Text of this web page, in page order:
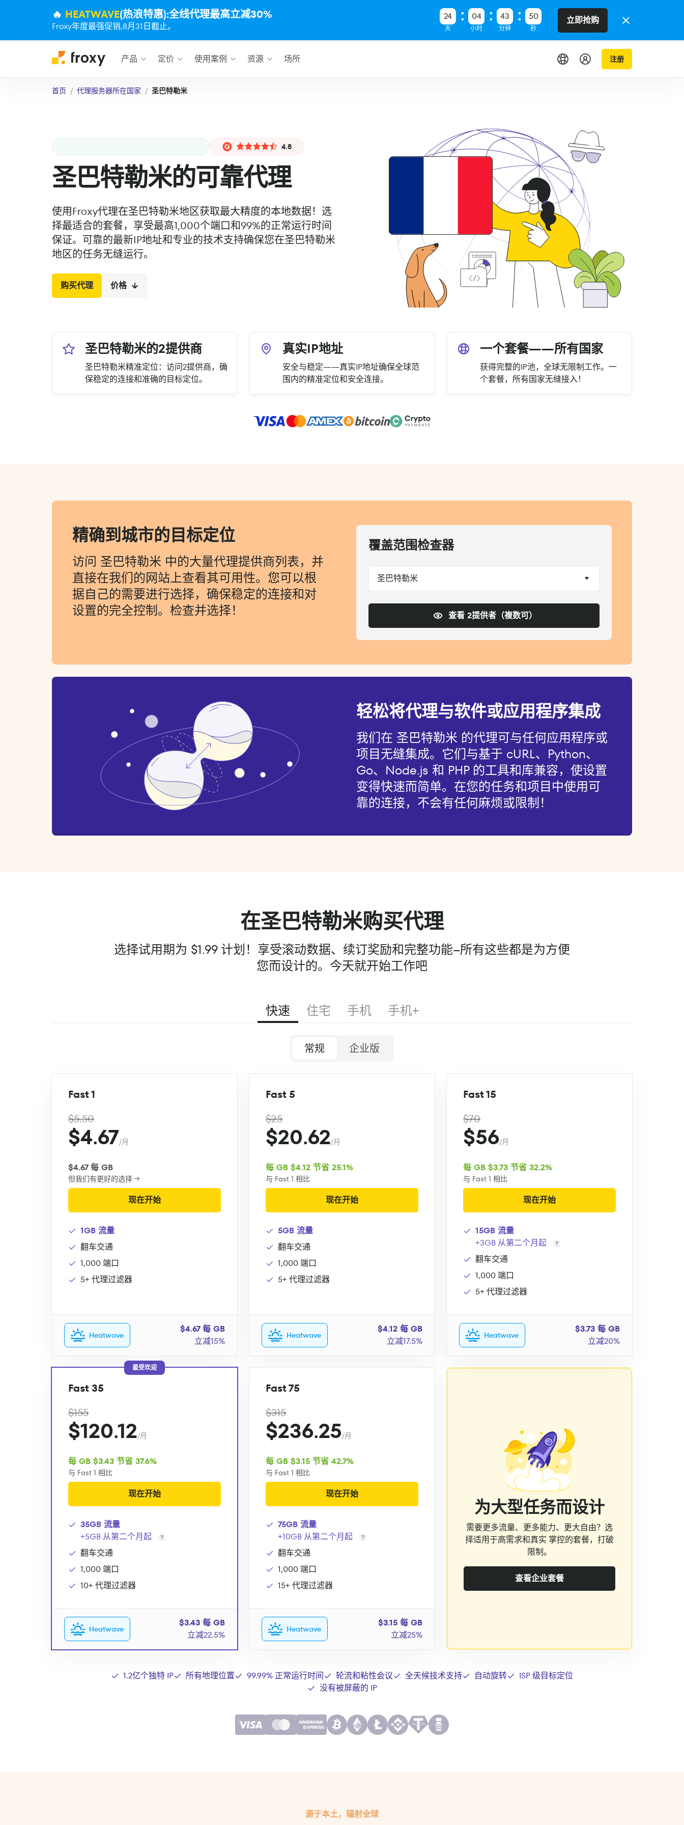
🔥 HEATWAVE(热浪特惠):全线代理最高立减30%
Froxy年度最强促销,8月31日截止。
24
天
04
小时
43
分钟
49
秒
立即抢购
产品 定价 使用案例 资源 场所 注册
首页 代理服务器所在国家 圣巴特勒米
4.8
圣巴特勒米的可靠代理
使用Froxy代理在圣巴特勒米地区获取最大精度的本地数据！选
择最适合的套餐，享受最高1,000个端口和99%的正常运行时间
保证。可靠的最新IP地址和专业的技术支持确保您在圣巴特勒米
地区的任务无缝运行。
购买代理 价格
圣巴特勒米的2提供商
圣巴特勒米精准定位：访问2提供商，确
保稳定的连接和准确的目标定位。
真实IP地址
安全与稳定——真实IP地址确保全球范
围内的精准定位和安全连接。
一个套餐——所有国家
获得完整的IP池，全球无限制工作。一
个套餐，所有国家无缝接入！
精确到城市的目标定位
访问 圣巴特勒米 中的大量代理提供商列表，并
直接在我们的网站上查看其可用性。您可以根
据自己的需要进行选择，确保稳定的连接和对
设置的完全控制。检查并选择！
覆盖范围检查器
圣巴特勒米
查看 2提供者（複数可）
轻松将代理与软件或应用程序集成
我们在 圣巴特勒米 的代理可与任何应用程序或
项目无缝集成。它们与基于 cURL、Python、
Go、Node.js 和 PHP 的工具和库兼容，使设置
变得快速而简单。在您的任务和项目中使用可
靠的连接，不会有任何麻烦或限制！
在圣巴特勒米购买代理
选择试用期为 $1.99 计划！享受滚动数据、续订奖励和完整功能--所有这些都是为方便
您而设计的。今天就开始工作吧
快速 住宅 手机 手机+
常规 企业版
Fast 1
$5.50
$4.67/月
$4.67 每 GB
但我们有更好的选择 →
现在开始
1GB 流量
翻车交通
1,000 端口
5+ 代理过滤器
Heatwave
$4.67 每 GB
立减15%
Fast 5
$25
$20.62/月
每 GB $4.12 节省 25.1%
与 Fast 1 相比
现在开始
5GB 流量
翻车交通
1,000 端口
5+ 代理过滤器
Heatwave
$4.12 每 GB
立减17.5%
Fast 15
$70
$56/月
每 GB $3.73 节省 32.2%
与 Fast 1 相比
现在开始
15GB 流量
+3GB 从第二个月起
翻车交通
1,000 端口
5+ 代理过滤器
Heatwave
$3.73 每 GB
立减20%
最受欢迎
Fast 35
$155
$120.12/月
每 GB $3.43 节省 37.6%
与 Fast 1 相比
现在开始
35GB 流量
+5GB 从第二个月起
翻车交通
1,000 端口
10+ 代理过滤器
Heatwave
$3.43 每 GB
立减22.5%
Fast 75
$315
$236.25/月
每 GB $3.15 节省 42.7%
与 Fast 1 相比
现在开始
75GB 流量
+10GB 从第二个月起
翻车交通
1,000 端口
15+ 代理过滤器
Heatwave
$3.15 每 GB
立减25%
为大型任务而设计
需要更多流量、更多能力、更大自由？选
择适用于高需求和真实 掌控的套餐，打破
限制。
查看企业套餐
1.2亿个独特 IP 所有地理位置 99.99% 正常运行时间 轮流和粘性会议 全天候技术支持 自动旋转
ISP 级目标定位
没有被屏蔽的 IP
源于本土，辐射全球